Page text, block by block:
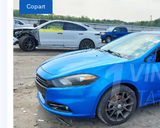
Copart